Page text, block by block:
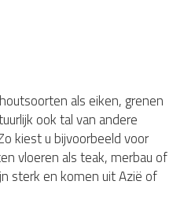
als eiken, grenen
ook tal van andere
kiest u bijvoorbeeld voor
vloeren als teak, merbau of
sterk en komen uit Azië of